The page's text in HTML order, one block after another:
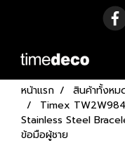
หน้าแรก สินค้าทั้งหม
Timex
Stainless Steel
ข้อมือผู้ชาย